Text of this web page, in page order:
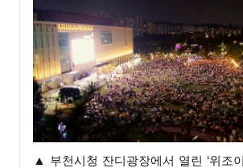
▲ 부천시청 잔디광장에서 열린 ‘위조